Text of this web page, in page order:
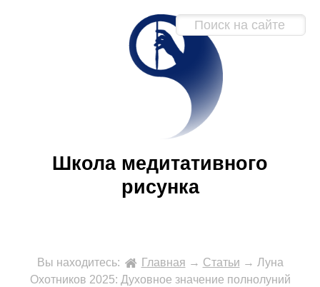
Школа медитативного
рисунка
Вы находитесь: Главная → Статьи → Луна
Охотников 2025: Духовное значение полнолуний